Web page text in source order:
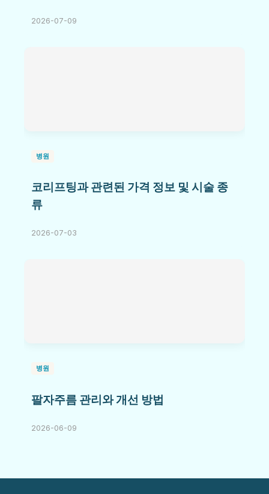
2026-07-09
병원
코리프팅과 관련된 가격 정보 및 시술 종
류
2026-07-03
병원
팔자주름 관리와 개선 방법
2026-06-09